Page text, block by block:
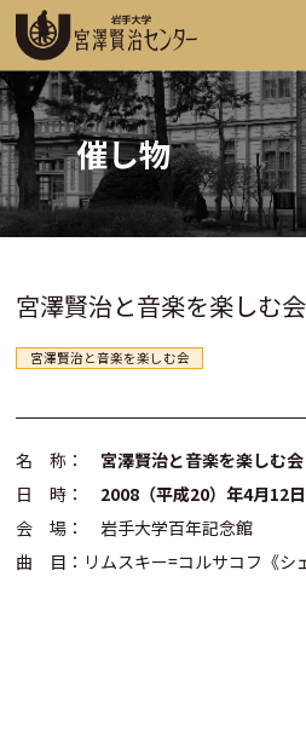
催し物
宮澤賢治と音楽を楽しむ会
宮澤賢治と音楽を楽しむ会
名 称： 宮澤賢治と音楽を楽しむ会
日 時： 2008（平成20）年4月12日
会 場： 岩手大学百年記念館
曲 目：リムスキー=コルサコフ《シ